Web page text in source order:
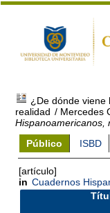
¿De dónde viene
realidad / Mercedes
Hispanoamericanos,
Público
ISBD
[artículo]
in Cuadernos